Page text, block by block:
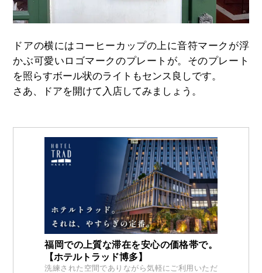
ドアの横にはコーヒーカップの上に音符マークが浮
かぶ可愛いロゴマークのプレートが。そのプレート
を照らすボール状のライトもセンス良しです。
さあ、ドアを開けて入店してみましょう。
福岡での上質な滞在を安心の価格帯で。
【ホテルトラッド博多】
洗練された空間でありながら気軽にご利用いただ